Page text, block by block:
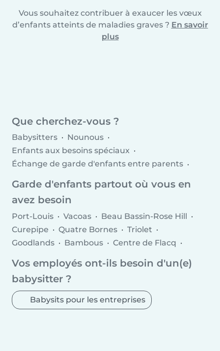
Vous souhaitez contribuer à exaucer les vœux
d’enfants atteints de maladies graves ? En savoir
plus
Que cherchez-vous ?
Babysitters
Nounous
Enfants aux besoins spéciaux
Échange de garde d'enfants entre parents
Offres d'emploi de nounou
Agences de garde d'enfants
Garde d'enfants partout où vous en
avez besoin
Port-Louis Vacoas
Beau Bassin-Rose Hill
Curepipe
Quatre Bornes
Triolet
Goodlands
Bambous
Centre de Flacq
Rivière des Anguilles
Pamplemousses
Petit Raffray
Grand Gaube
Dagotière
Vos employés ont-ils besoin d'un(e)
babysitter ?
Babysits pour les entreprises